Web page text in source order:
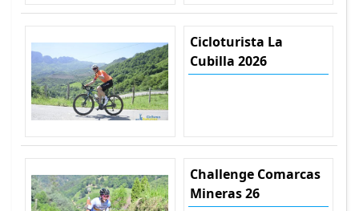
Cicloturista La
Cubilla 2026
Challenge Comarcas
Mineras 26